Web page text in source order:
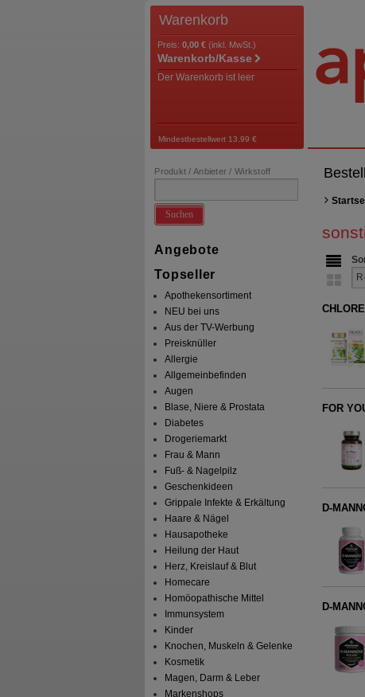
Warenkorb
Preis: 0,00 € (inkl. MwSt.)
Warenkorb/Kasse
Der Warenkorb ist leer
Mindestbestellwert 13,99 €
Produkt / Anbieter / Wirkstoff
Suchen
Angebote
Topseller
Apothekensortiment
NEU bei uns
Aus der TV-Werbung
Preisknüller
Allergie
Allgemeinbefinden
Augen
Blase, Niere & Prostata
Diabetes
Drogeriemarkt
Frau & Mann
Fuß- & Nagelpilz
Geschenkideen
Grippale Infekte & Erkältung
Haare & Nägel
Hausapotheke
Heilung der Haut
Herz, Kreislauf & Blut
Homecare
Homöopathische Mittel
Immunsystem
Kinder
Knochen, Muskeln & Gelenke
Kosmetik
Magen, Darm & Leber
Markenshops
FOR
D-
D-